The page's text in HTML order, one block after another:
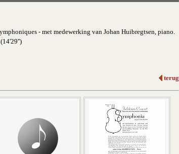
- met medewerking van Johan Huibregtsen, piano.
terug